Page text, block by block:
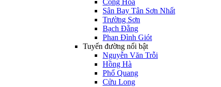
Cộng Hòa
Sân Bay Tân Sơn Nhất
Trường Sơn
Bạch Đằng
Phan Đình Giót
Tuyến đường nổi bật
Nguyễn Văn Trỗi
Hồng Hà
Phổ Quang
Cửu Long